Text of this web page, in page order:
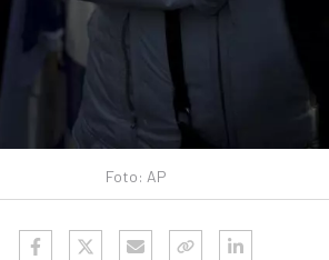
Foto: AP